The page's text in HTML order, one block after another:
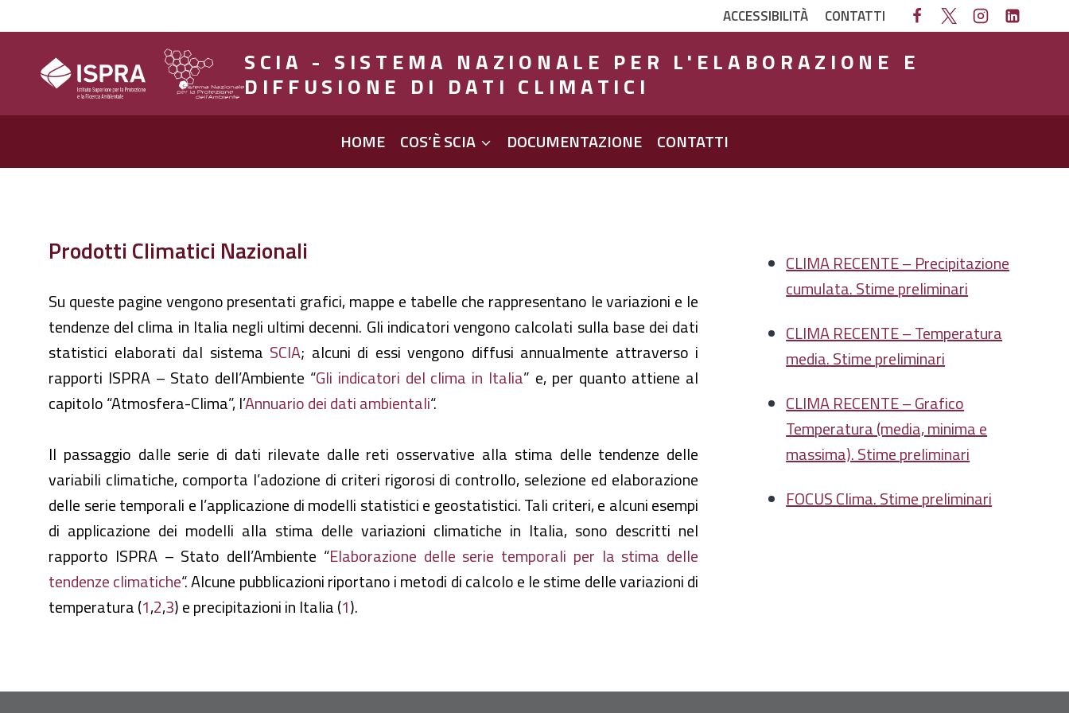
ACCESSIBILITÀ CONTATTI
SCIA - SISTEMA NAZIONALE PER L'ELABORAZIONE E
DIFFUSIONE DI DATI CLIMATICI
HOME COS’È SCIA DOCUMENTAZIONE CONTATTI
Prodotti Climatici Nazionali
Su queste pagine vengono presentati grafici, mappe e tabelle che rappresentano le variazioni e le
tendenze del clima in Italia negli ultimi decenni. Gli indicatori vengono calcolati sulla base dei dati
statistici elaborati dal sistema SCIA; alcuni di essi vengono diffusi annualmente attraverso i
rapporti ISPRA – Stato dell’Ambiente “Gli indicatori del clima in Italia” e, per quanto attiene al
capitolo “Atmosfera-Clima”, l’Annuario dei dati ambientali“.
Il passaggio dalle serie di dati rilevate dalle reti osservative alla stima delle tendenze delle
variabili climatiche, comporta l’adozione di criteri rigorosi di controllo, selezione ed elaborazione
delle serie temporali e l’applicazione di modelli statistici e geostatistici. Tali criteri, e alcuni esempi
di applicazione dei modelli alla stima delle variazioni climatiche in Italia, sono descritti nel
rapporto ISPRA – Stato dell’Ambiente “Elaborazione delle serie temporali per la stima delle
tendenze climatiche“. Alcune pubblicazioni riportano i metodi di calcolo e le stime delle variazioni di
temperatura (1,2,3) e precipitazioni in Italia (1).
CLIMA RECENTE – Precipitazione
cumulata. Stime preliminari
CLIMA RECENTE – Temperatura
media. Stime preliminari
CLIMA RECENTE – Grafico
Temperatura (media, minima e
massima). Stime preliminari
FOCUS Clima. Stime preliminari